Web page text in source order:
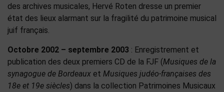
des archives musicales, Hervé Roten dresse un premier
état des lieux alarmant sur la fragilité du patrimoine musical
juif français.
Octobre 2002 – septembre 2003 : Enregistrement et
publication des deux premiers CD de la FJF (Musiques de la
synagogue de Bordeaux et Musiques judéo-françaises des
18e et 19e siècles) dans la collection Patrimoines Musicaux